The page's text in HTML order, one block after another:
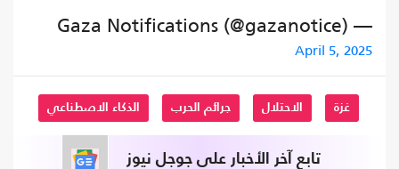
— Gaza Notifications (@gazanotice)
April 5, 2025
غزة الاحتلال جرائم الحرب الذكاء الاصطناعي
تابع آخر الأخبار على جوجل نيوز